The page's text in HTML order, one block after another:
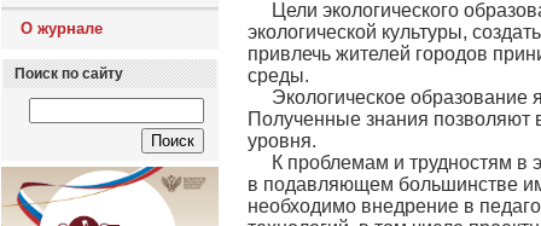
О журнале
Поиск по сайту
Цели экологического
экологической культуры,
привлечь жителей городов
среды.
Экологическое
Полученные знания позволяют
уровня.
К проблемам и трудностям в
в подавляющем большинстве
необходимо внедрение в